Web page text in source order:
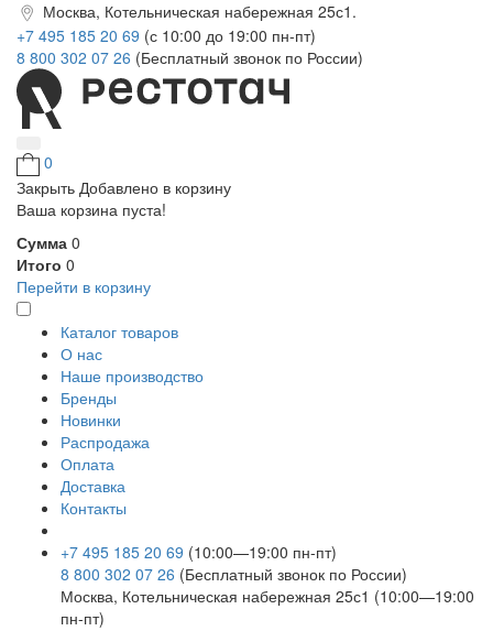
Москва, Котельническая набережная 25с1.
+7 495 185 20 69 (с 10:00 до 19:00 пн-пт)
8 800 302 07 26 (Бесплатный звонок по России)
0
Закрыть Добавлено в корзину
Ваша корзина пуста!
Сумма 0
Итого 0
Перейти в корзину
Каталог товаров
О нас
Наше производство
Бренды
Новинки
Распродажа
Оплата
Доставка
Контакты
+7 495 185 20 69 (10:00—19:00 пн-пт)
8 800 302 07 26 (Бесплатный звонок по России)
Москва, Котельническая набережная 25с1 (10:00—19:00
пн-пт)